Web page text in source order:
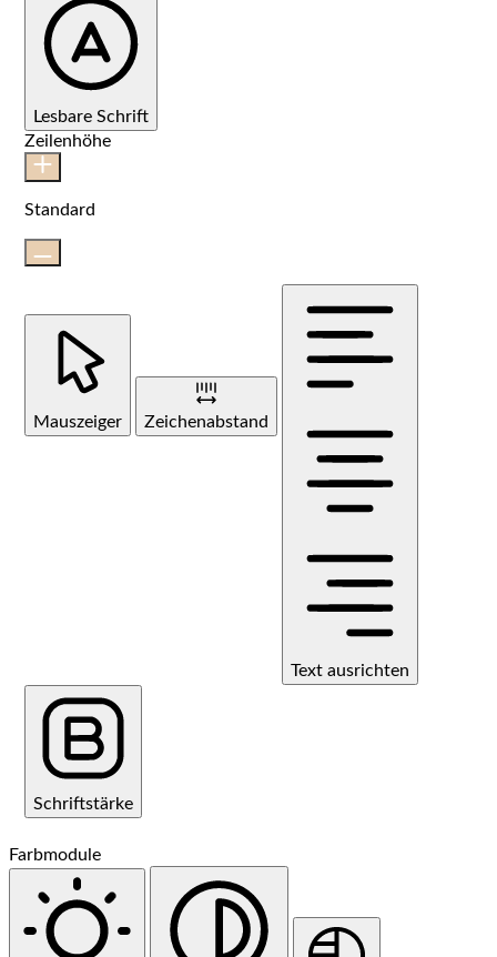
Lesbare Schrift
Zeilenhöhe
Standard
Mauszeiger Zeichenabstand
Text ausrichten
Schriftstärke
Farbmodule